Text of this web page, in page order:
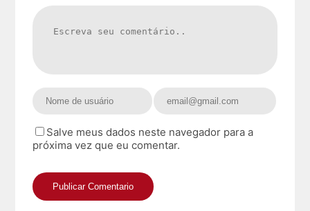
Salve meus dados neste navegador para a
próxima vez que eu comentar.